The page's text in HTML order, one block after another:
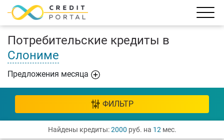
Потребительские кредиты в
Слониме
Предложения месяца
ФИЛЬТР
Найдены кредиты:2000 руб. на 12 мес.